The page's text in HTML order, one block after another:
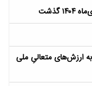
گذشت
ارزش‌های متعالیِ ملی